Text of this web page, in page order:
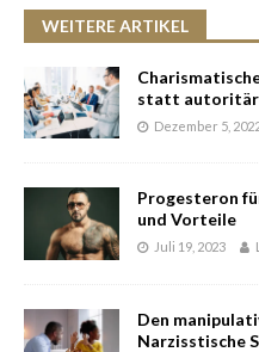
WEITERE ARTIKEL
statt autoritär
Dezember 5,
Progesteron
und Vorteile
Juli 19, 2023
Den
Narzisstische